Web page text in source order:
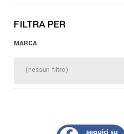
FILTRA PER
MARCA
(nessun filtro)